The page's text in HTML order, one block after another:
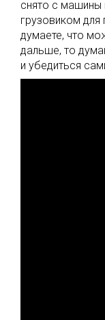
снято с машины
грузовиком для
думаете, что
дальше, то
и убедиться